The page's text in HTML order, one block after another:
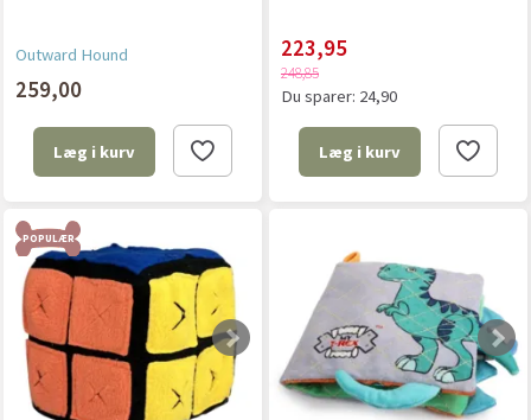
Outward Hound
259,00
Læg i kurv
223,95
248,85
Du sparer: 24,90
Læg i kurv
POPULÆR